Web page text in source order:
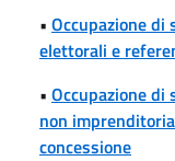
• Occupazione
elettorali e
• Occupazione
non
concessione